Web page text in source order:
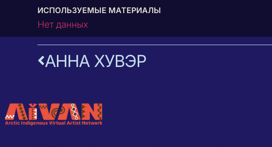
ИСПОЛЬЗУЕМЫЕ МАТЕРИАЛЫ
Нет данных
АННА ХУВЭР